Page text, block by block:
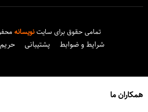
تمامی حقوق برای سایتنویسانه
شرایط و ضوابط پشتیبانی
همکاران ما